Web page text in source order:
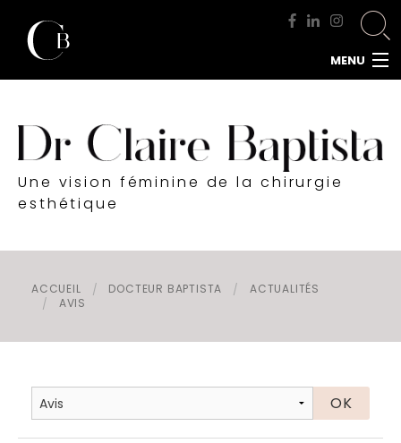
MENU
DOCTEUR BAPTISTA
CHIRURGIE MAMMAIRE
CHIRURGIE DU VISAGE
CHIRURGIE DE LA SILHOUETTE
CHIRURGIE INTIME
MÉDECINE ESTHÉTIQUE
RENDEZ-VOUS
Une vision féminine de la chirurgie
esthétique
ACCUEIL DOCTEUR BAPTISTA
ACTUALITÉS
AVIS